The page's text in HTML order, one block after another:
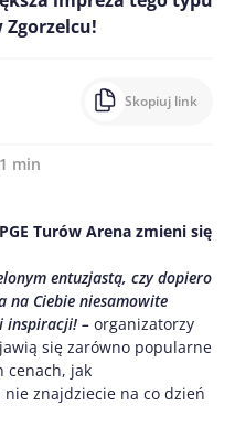
Zgorzelcu!
Skopiuj link
min
Turów Arena zmieni się
entuzjastą, czy dopiero
na Ciebie niesamowite
inspiracji! – organizatorzy
się zarówno popularne
cenach, jak
znajdziecie na co dzień